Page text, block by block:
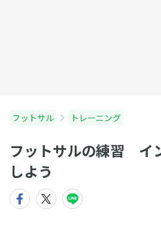
フットサル トレーニング
フットサルの練習 イ
しよう